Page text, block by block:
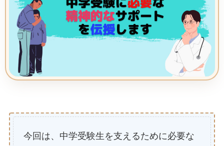
今回は、中学受験生を支えるために必要な